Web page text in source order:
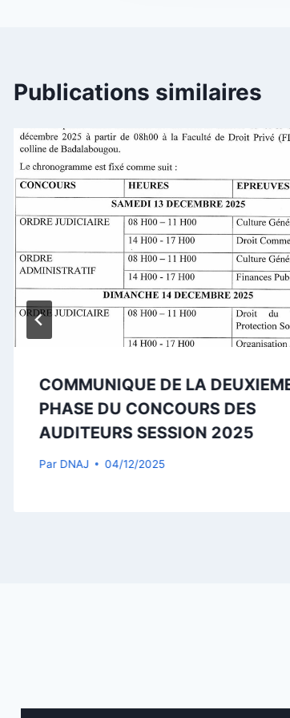
Publications similaires
COMMUNIQUE DE LA
PHASE DU CONCOURS DES
AUDITEURS SESSION 2025
Par DNAJ 04/12/2025